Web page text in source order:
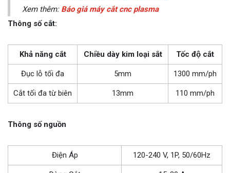
Xem thêm: Báo giá máy cắt cnc plasma
Thông số cắt:
Khả năng cắt Chiều dày kim loại sắt Tốc độ cắt
Đục lỗ tối đa 5mm 1300 mm/ph
Cắt tối đa từ biên 13mm 110 mm/ph
Thông số nguồn
Điện Áp 120-240 V, 1P, 50/60Hz